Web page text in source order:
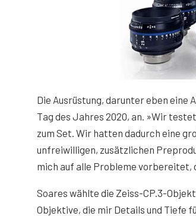
Die Ausrüstung, darunter eben eine
Tag des Jahres 2020, an. »Wir
zum Set. Wir hatten dadurch eine
unfreiwilligen, zusätzlichen
mich auf alle Probleme vorbereitet,
Soares wählte die Zeiss-CP.3-
Objektive, die mir Details und Tiefe